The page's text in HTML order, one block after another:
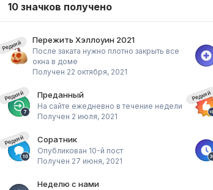
10 значков получено
Редкий Пережить Хэллоуин 2021
После заката нужно плотно закрыть все
окна в доме
Получен 22 октября, 2021
Редкий Преданный
На сайте ежедневно в течение недели
Получен 2 июля, 2021
Редкий
Редкий Соратник
Опубликован 10-й пост
Получен 27 июня, 2021
Неделю с нами